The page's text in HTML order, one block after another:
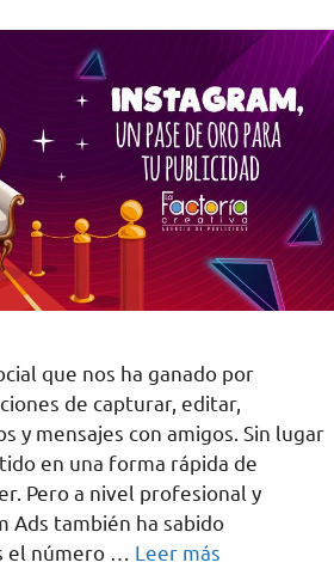
que nos ha ganado por
de capturar, editar,
y mensajes con amigos. Sin lugar
en una forma rápida de
Pero a nivel profesional y
Ads también ha sabido
el número … Leer más